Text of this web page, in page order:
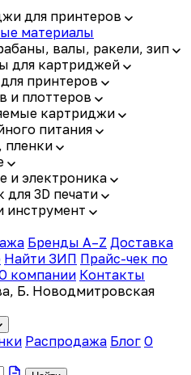
для принтеров
материалы
валы, ракели, зип
для картриджей
принтеров
и плоттеров
картриджи
питания
пленки
и электроника
для 3D печати
инструмент
Бренды A–Z Доставка
Найти ЗИП Прайс-чек по
компании Контакты
Б. Новодмитровская
Распродажа Блог О